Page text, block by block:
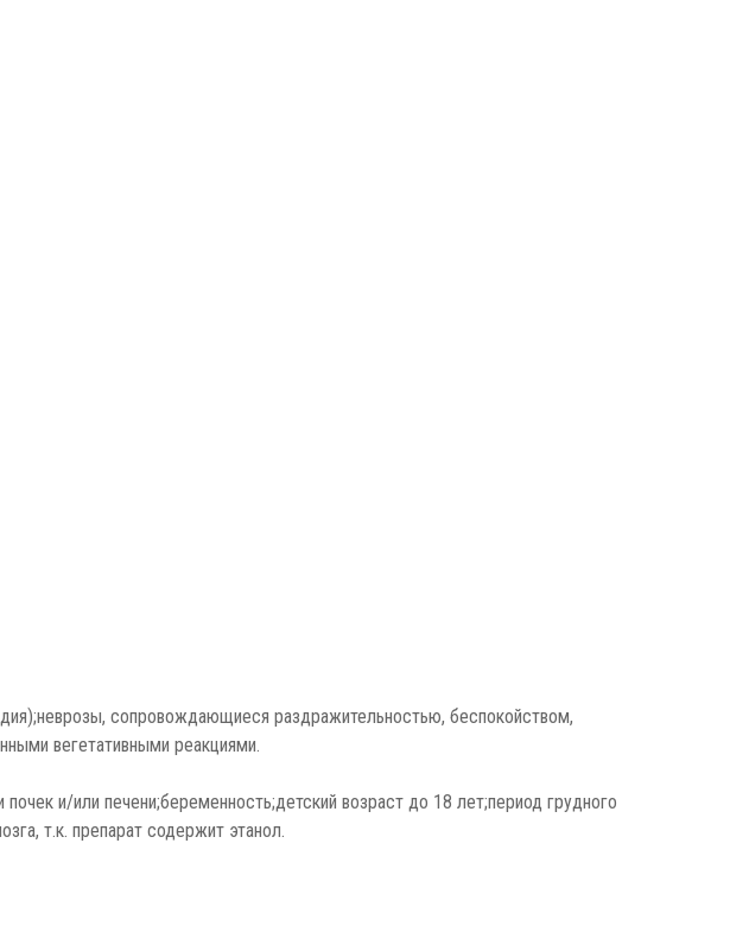
сопровождающиеся раздражительностью, беспокойством,
вегетативными реакциями.
и/или печени;беременность;детский возраст до 18 лет;период грудного
т.к. препарат содержит этанол.